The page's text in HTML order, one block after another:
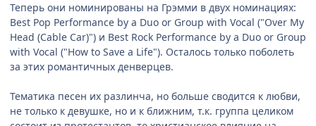
Теперь они номинированы на Грэмми в двух номинациях:
Best Pop Performance by a Duo or Group with Vocal ("Over My
Head (Cable Car)") и Best Rock Performance by a Duo or Group
with Vocal ("How to Save a Life"). Осталось только поболеть
за этих романтичных денверцев.
Тематика песен их разлинча, но больше сводится к любви,
не только к девушке, но и к ближним, т.к. группа целиком